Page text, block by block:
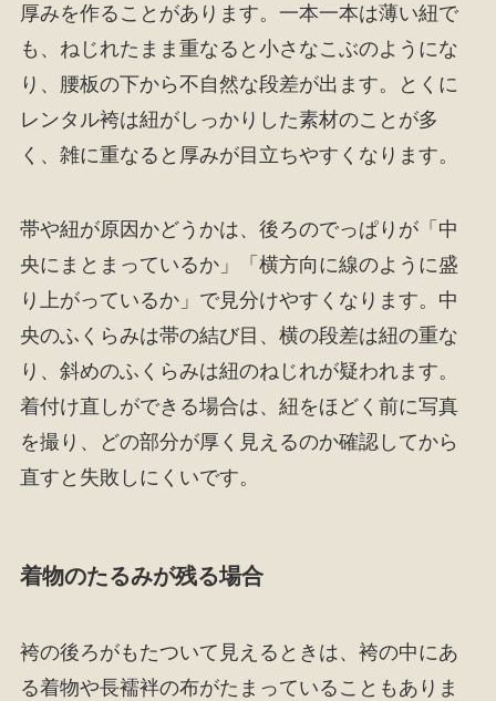
厚みを作ることがあります。一本一本は薄い紐で
も、ねじれたまま重なると小さなこぶのようにな
り、腰板の下から不自然な段差が出ます。とくに
レンタル袴は紐がしっかりした素材のことが多
く、雑に重なると厚みが目立ちやすくなります。
帯や紐が原因かどうかは、後ろのでっぱりが「中
央にまとまっているか」「横方向に線のように盛
り上がっているか」で見分けやすくなります。中
央のふくらみは帯の結び目、横の段差は紐の重な
り、斜めのふくらみは紐のねじれが疑われます。
着付け直しができる場合は、紐をほどく前に写真
を撮り、どの部分が厚く見えるのか確認してから
直すと失敗しにくいです。
着物のたるみが残る場合
袴の後ろがもたついて見えるときは、袴の中にあ
る着物や長襦袢の布がたまっていることもありま